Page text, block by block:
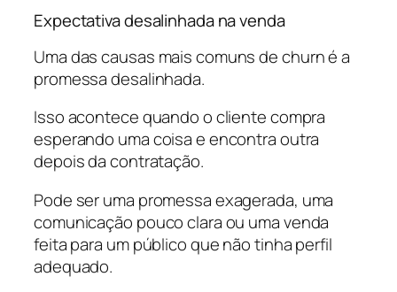
Expectativa desalinhada na venda
Uma das causas mais comuns de churn é a
promessa desalinhada.
Isso acontece quando o cliente compra
esperando uma coisa e encontra outra
depois da contratação.
Pode ser uma promessa exagerada, uma
comunicação pouco clara ou uma venda
feita para um público que não tinha perfil
adequado.